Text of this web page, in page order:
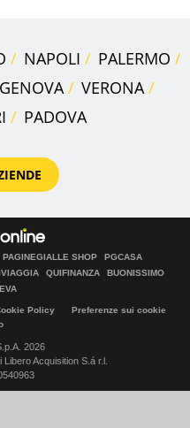
NAPOLI
PALERMO
GENOVA
VERONA
PADOVA
PAGINEGIALLE SHOP
PGCASA
QUIFINANZA
BUONISSIMO
Policy
Preferenze sui cookie
2026
Acquisition S.á r.l.